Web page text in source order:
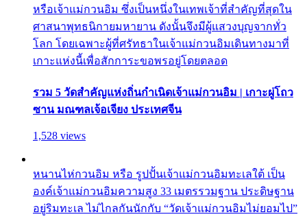
หรือเจ้าแม่กวนอิม ซึ่งเป็นหนึ่งในเทพเจ้าที่สำคัญที่สุดใน
ศาสนาพุทธนิกายมหายาน ดังนั้นจึงมีผู้แสวงบุญจากทั่ว
โลก โดยเฉพาะผู้ที่ศรัทธาในเจ้าแม่กวนอิมเดินทางมาที่
เกาะแห่งนี้เพื่อสักการะขอพรอยู่โดยตลอด
รวม 5 วัดสำคัญแห่งถิ่นกำเนิดเจ้าแม่กวนอิม | เกาะผู่โถว
ซาน มณฑลเจ้อเจียง ประเทศจีน
1,528 views
หนานไห่กวนอิม หรือ รูปปั้นเจ้าแม่กวนอิมทะเลใต้ เป็น
องค์เจ้าแม่กวนอิมความสูง 33 เมตรรวมฐาน ประดิษฐาน
อยู่ริมทะเล ไม่ไกลกันนักกับ “วัดเจ้าแม่กวนอิมไม่ยอมไป”